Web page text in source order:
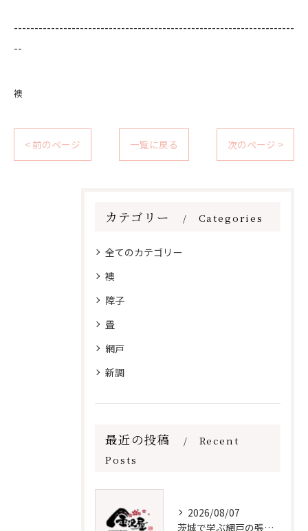
--------------------------------------------------------------------
--
襖
< 前のページ 一覧に戻る 次のページ >
カテゴリー Categories
全てのカテゴリー
襖
障子
畳
網戸
新調
最近の投稿
Recent
Posts
2026/08/07
茨城で学ぶ網戸の張替えと保守法